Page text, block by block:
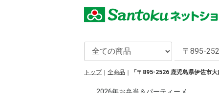
トップ 全商品 「〒895-2526 鹿児島県伊佐市